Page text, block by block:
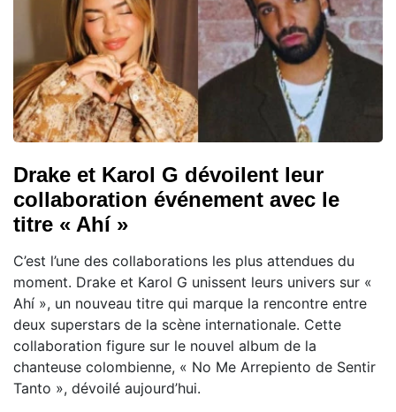
Drake et Karol G dévoilent leur
collaboration événement avec le
titre « Ahí »
C’est l’une des collaborations les plus attendues du
moment. Drake et Karol G unissent leurs univers sur «
Ahí », un nouveau titre qui marque la rencontre entre
deux superstars de la scène internationale. Cette
collaboration figure sur le nouvel album de la
chanteuse colombienne, « No Me Arrepiento de Sentir
Tanto », dévoilé aujourd’hui.